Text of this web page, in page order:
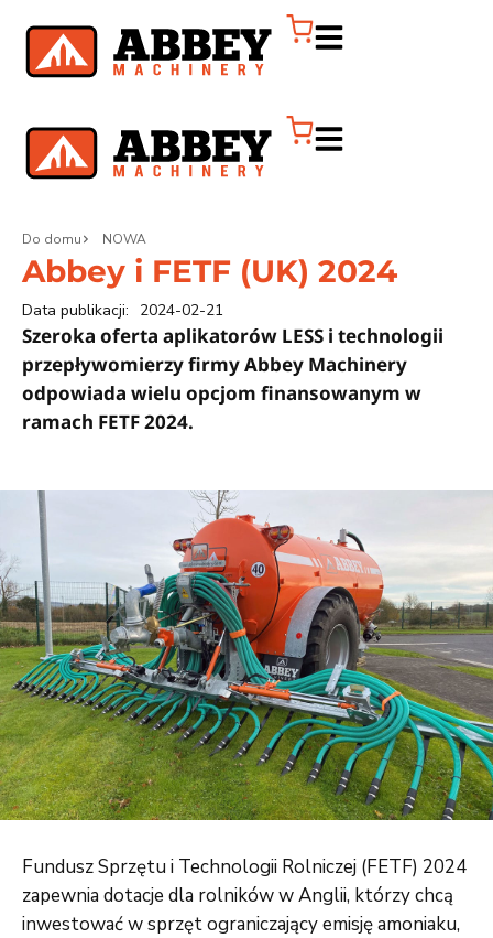
Do domu NOWA
Abbey i FETF (UK) 2024
Data publikacji: 2024-02-21
Szeroka oferta aplikatorów LESS i technologii
przepływomierzy firmy Abbey Machinery
odpowiada wielu opcjom finansowanym w
ramach FETF 2024.
Fundusz Sprzętu i Technologii Rolniczej (FETF) 2024
zapewnia dotacje dla rolników w Anglii, którzy chcą
inwestować w sprzęt ograniczający emisję amoniaku,